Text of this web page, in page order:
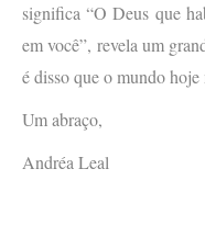
significa “O Deus que
em você”, revela um
é disso que o mundo hoje
Um abraço,
Andréa Leal